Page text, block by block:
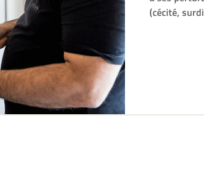
(cécité,